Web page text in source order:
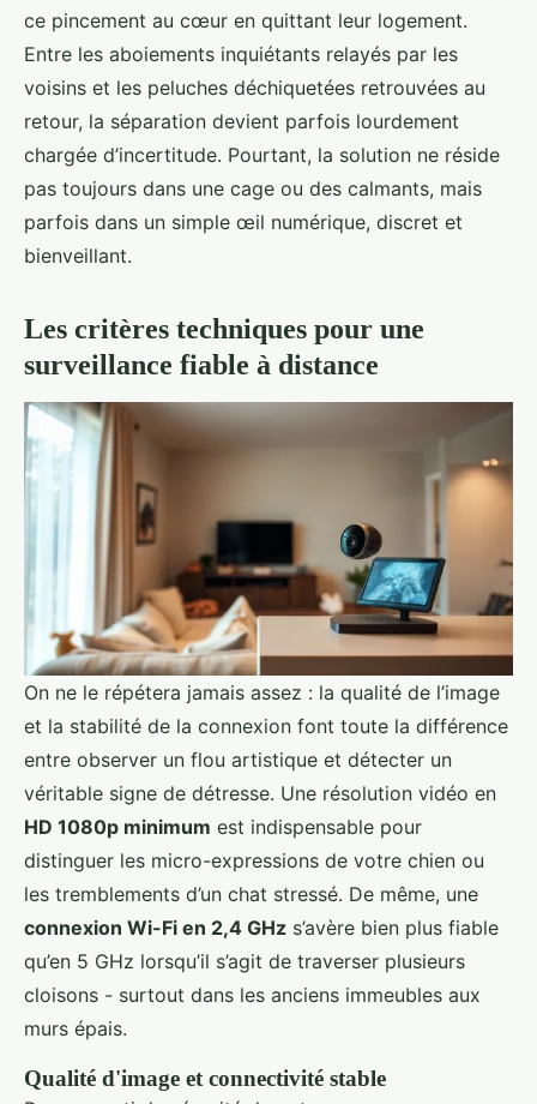
ce pincement au cœur en quittant leur logement.
Entre les aboiements inquiétants relayés par les
voisins et les peluches déchiquetées retrouvées au
retour, la séparation devient parfois lourdement
chargée d’incertitude. Pourtant, la solution ne réside
pas toujours dans une cage ou des calmants, mais
parfois dans un simple œil numérique, discret et
bienveillant.
Les critères techniques pour une
surveillance fiable à distance
On ne le répétera jamais assez : la qualité de l’image
et la stabilité de la connexion font toute la différence
entre observer un flou artistique et détecter un
véritable signe de détresse. Une résolution vidéo en
HD 1080p minimum est indispensable pour
distinguer les micro-expressions de votre chien ou
les tremblements d’un chat stressé. De même, une
connexion Wi-Fi en 2,4 GHz s’avère bien plus fiable
qu’en 5 GHz lorsqu’il s’agit de traverser plusieurs
cloisons - surtout dans les anciens immeubles aux
murs épais.
Qualité d'image et connectivité stable